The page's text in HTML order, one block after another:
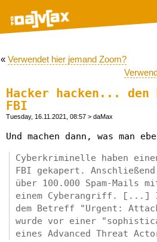
« Verwendet hier jemand Zoom?
Hacker hacken...
FBI
Tuesday, 16.11.2021, 08:57 > daMax
Und machen dann, was man
Cyberkriminelle haben
FBI gekapert.
über 100.000 Spam-Mails
einem Cyberangriff. [...]
dem Betreff "Urgent:
wurde vor einer
eines Advanced Threat